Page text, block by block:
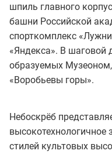
шпиль главного
башни Российской
спорткомплекс
«Яндекса». В шаговой
образуемых
«Воробьевы горы».
Небоскрёб
высокотехнологичное
стилей культовых